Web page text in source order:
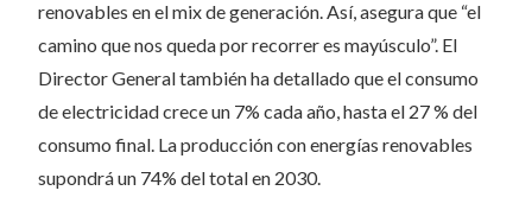
renovables en el mix de generación. Así, asegura que “el
camino que nos queda por recorrer es mayúsculo”. El
Director General también ha detallado que el consumo
de electricidad crece un 7% cada año, hasta el 27 % del
consumo final. La producción con energías renovables
supondrá un 74% del total en 2030.